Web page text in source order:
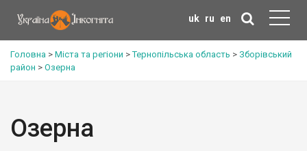
uk ru en
Головна > Міста та регіони >Тернопільська область > Зборівський
район > Озерна
Озерна